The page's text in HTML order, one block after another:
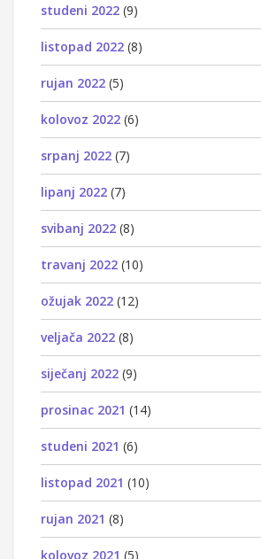
studeni 2022 (9)
listopad 2022 (8)
rujan 2022 (5)
kolovoz 2022 (6)
srpanj 2022 (7)
lipanj 2022 (7)
svibanj 2022 (8)
travanj 2022 (10)
ožujak 2022 (12)
veljača 2022 (8)
siječanj 2022 (9)
prosinac 2021 (14)
studeni 2021 (6)
listopad 2021 (10)
rujan 2021 (8)
kolovoz 2021 (5)